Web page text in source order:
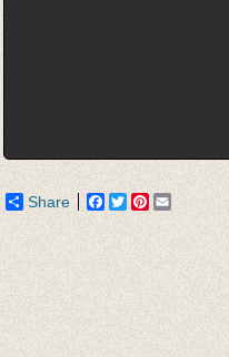
Share Facebook
TwitterPinterest